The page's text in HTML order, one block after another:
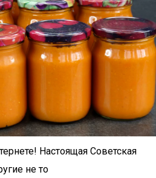
Настоящая Советская
не то